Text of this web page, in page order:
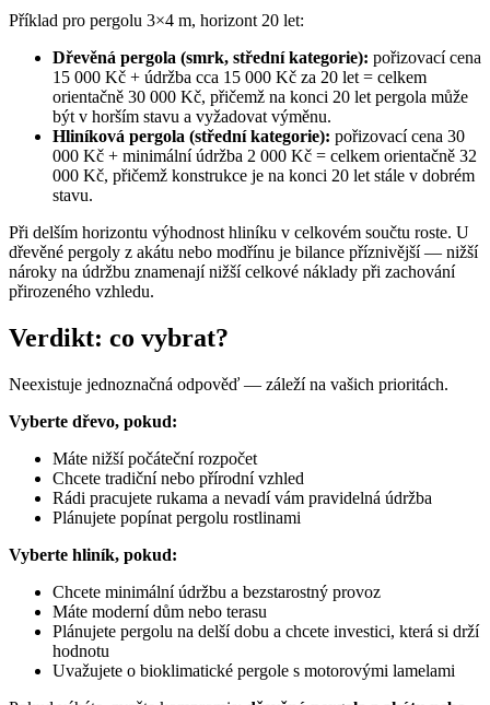
Příklad pro pergolu 3×4 m, horizont 20 let:
Dřevěná pergola (smrk, střední kategorie): pořizovací cena
15 000 Kč + údržba cca 15 000 Kč za 20 let = celkem
orientačně 30 000 Kč, přičemž na konci 20 let pergola může
být v horším stavu a vyžadovat výměnu.
Hliníková pergola (střední kategorie): pořizovací cena 30
000 Kč + minimální údržba 2 000 Kč = celkem orientačně 32
000 Kč, přičemž konstrukce je na konci 20 let stále v dobrém
stavu.
Při delším horizontu výhodnost hliníku v celkovém součtu roste. U
dřevěné pergoly z akátu nebo modřínu je bilance příznivější — nižší
nároky na údržbu znamenají nižší celkové náklady při zachování
přirozeného vzhledu.
Verdikt: co vybrat?
Neexistuje jednoznačná odpověď — záleží na vašich prioritách.
Vyberte dřevo, pokud:
Máte nižší počáteční rozpočet
Chcete tradiční nebo přírodní vzhled
Rádi pracujete rukama a nevadí vám pravidelná údržba
Plánujete popínat pergolu rostlinami
Vyberte hliník, pokud:
Chcete minimální údržbu a bezstarostný provoz
Máte moderní dům nebo terasu
Plánujete pergolu na delší dobu a chcete investici, která si drží
hodnotu
Uvažujete o bioklimatické pergole s motorovými lamelami